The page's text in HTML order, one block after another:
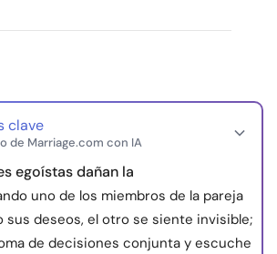
Todos los derechos reservados.
clave
de Marriage.com con IA
egoístas dañan la
uno de los miembros de la pareja
sus deseos, el otro se siente invisible;
de decisiones conjunta y escuche